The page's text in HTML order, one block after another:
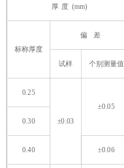
厚 度 (mm)
标称厚度
偏 差
试样
个别测量值
0.25
±0.03
±0.05
0.30
0.40 ±0.06